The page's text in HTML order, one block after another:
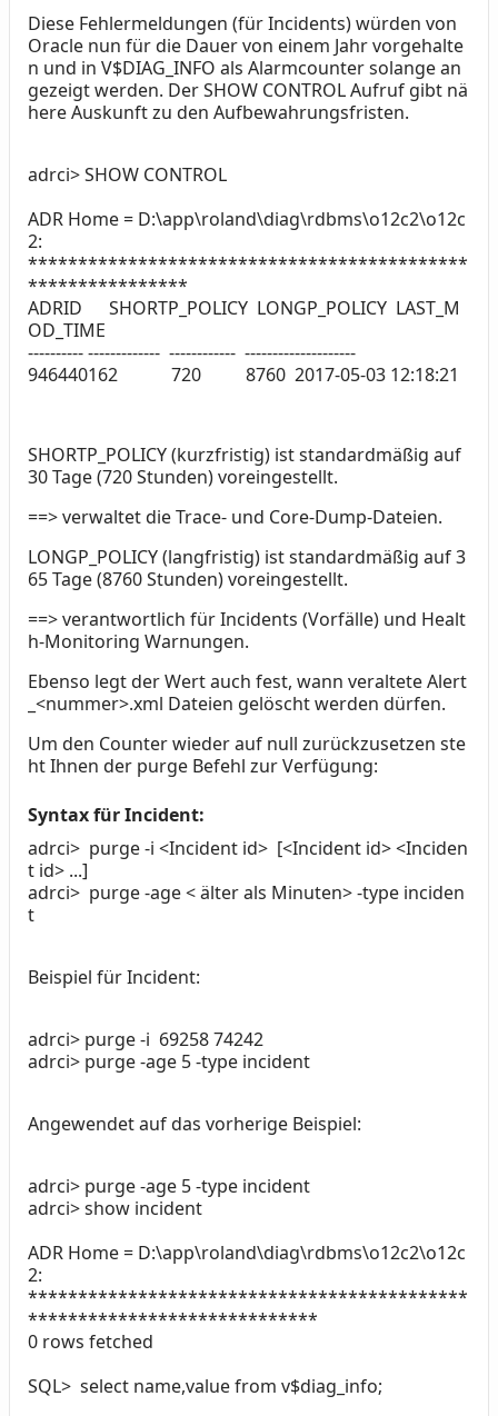
Diese Fehlermeldungen (für Incidents) würden von
Oracle nun für die Dauer von einem Jahr vorgehalte
n und in V$DIAG_INFO als Alarmcounter solange an
gezeigt werden. Der SHOW CONTROL Aufruf gibt nä
here Auskunft zu den Aufbewahrungsfristen.
adrci> SHOW CONTROL
ADR Home = D:\app\roland\diag\rdbms\o12c2\o12c
2:
********************************************
****************
ADRID SHORTP_POLICY LONGP_POLICY LAST_M
OD_TIME
---------- ------------- ------------ --------------------
946440162 720 8760 2017-05-03 12:18:21
SHORTP_POLICY(kurzfristig) ist standardmäßig auf
30 Tage (720 Stunden)voreingestellt.
==> verwaltet dieTrace- und Core-Dump-Dateien.
LONGP_POLICY(langfristig) ist standardmäßig auf3
65 Tage (8760 Stunden)voreingestellt.
==> verantwortlich fürIncidents (Vorfälle) und Healt
h-Monitoring Warnungen.
Ebenso legt der Wert auch fest, wann veralteteAlert
_<nummer>.xml Dateien gelöscht werden dürfen.
Um den Counter wieder auf null zurückzusetzen ste
ht Ihnen der purge Befehl zur Verfügung:
Syntax für Incident:
adrci> purge -i <Incident id> [<Incident id> <Inciden
t id> ...]
adrci> purge -age < älter als Minuten> -type inciden
t
Beispiel für Incident:
adrci> purge -i 69258 74242
adrci> purge -age 5 -type incident
Angewendet auf das vorherige Beispiel:
adrci> purge -age 5 -type incident
adrci> show incident
ADR Home = D:\app\roland\diag\rdbms\o12c2\o12c
2:
********************************************
*****************************
0 rows fetched
SQL> select name,value from v$diag_info;